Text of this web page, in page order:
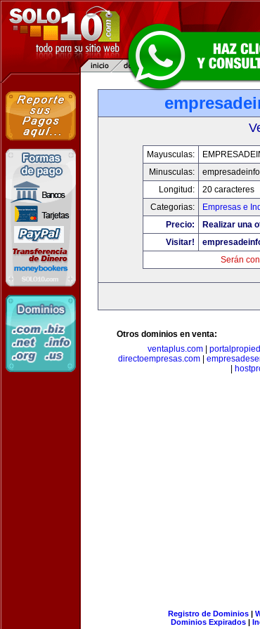
Mayusculas:
Minusculas:
Longitud:
20 caracteres
Categorias:
Empresas e
Precio:
Realizar una
Visitar!
Serán
Otros dominios en venta:
ventaplus.com
directoempresas.com
Registro de Dominios|
Dominios Expirados |